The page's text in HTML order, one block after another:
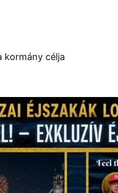
kormány célja